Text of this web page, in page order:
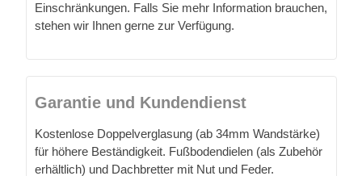
Einschränkungen. Falls Sie mehr Information brauchen,
stehen wir Ihnen gerne zur Verfügung.
Garantie und Kundendienst
Kostenlose Doppelverglasung (ab 34mm Wandstärke)
für höhere Beständigkeit. Fußbodendielen (als Zubehör
erhältlich) und Dachbretter mit Nut und Feder.